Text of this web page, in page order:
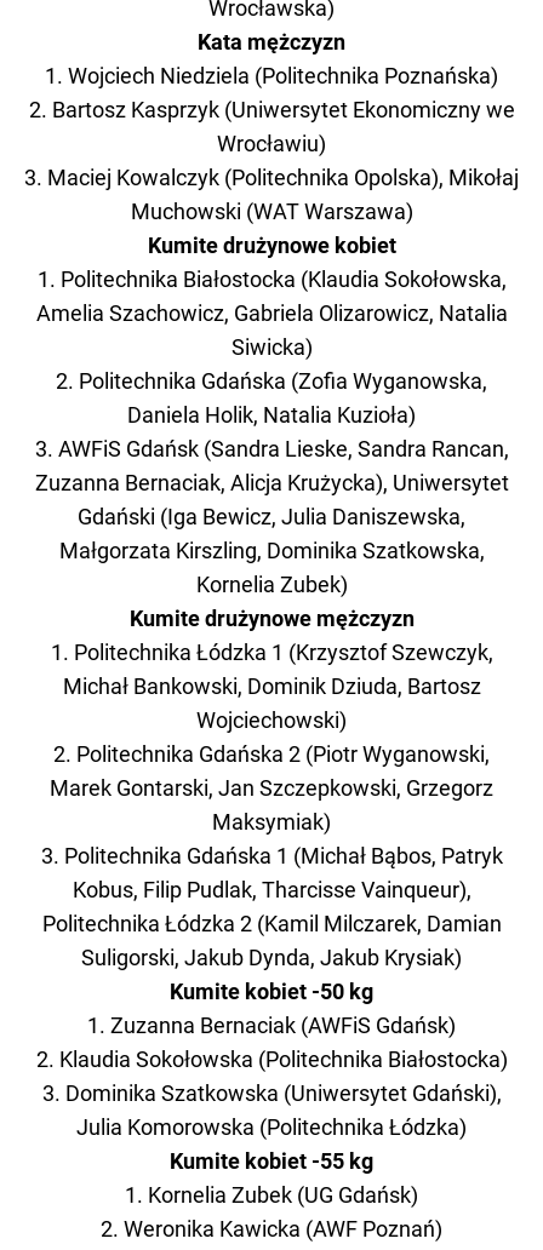
Wrocławska)
Kata mężczyzn
1. Wojciech Niedziela (Politechnika Poznańska)
2. Bartosz Kasprzyk (Uniwersytet Ekonomiczny we
Wrocławiu)
3. Maciej Kowalczyk (Politechnika Opolska), Mikołaj
Muchowski (WAT Warszawa)
Kumite drużynowe kobiet
1. Politechnika Białostocka (Klaudia Sokołowska,
Amelia Szachowicz, Gabriela Olizarowicz, Natalia
Siwicka)
2. Politechnika Gdańska (Zofia Wyganowska,
Daniela Holik, Natalia Kuzioła)
3. AWFiS Gdańsk (Sandra Lieske, Sandra Rancan,
Zuzanna Bernaciak, Alicja Krużycka), Uniwersytet
Gdański (Iga Bewicz, Julia Daniszewska,
Małgorzata Kirszling, Dominika Szatkowska,
Kornelia Zubek)
Kumite drużynowe mężczyzn
1. Politechnika Łódzka 1 (Krzysztof Szewczyk,
Michał Bankowski, Dominik Dziuda, Bartosz
Wojciechowski)
2. Politechnika Gdańska 2 (Piotr Wyganowski,
Marek Gontarski, Jan Szczepkowski, Grzegorz
Maksymiak)
3. Politechnika Gdańska 1 (Michał Bąbos, Patryk
Kobus, Filip Pudlak, Tharcisse Vainqueur),
Politechnika Łódzka 2 (Kamil Milczarek, Damian
Suligorski, Jakub Dynda, Jakub Krysiak)
Kumite kobiet -50 kg
1. Zuzanna Bernaciak (AWFiS Gdańsk)
2. Klaudia Sokołowska (Politechnika Białostocka)
3. Dominika Szatkowska (Uniwersytet Gdański),
Julia Komorowska (Politechnika Łódzka)
Kumite kobiet -55 kg
1. Kornelia Zubek (UG Gdańsk)
2. Weronika Kawicka (AWF Poznań)